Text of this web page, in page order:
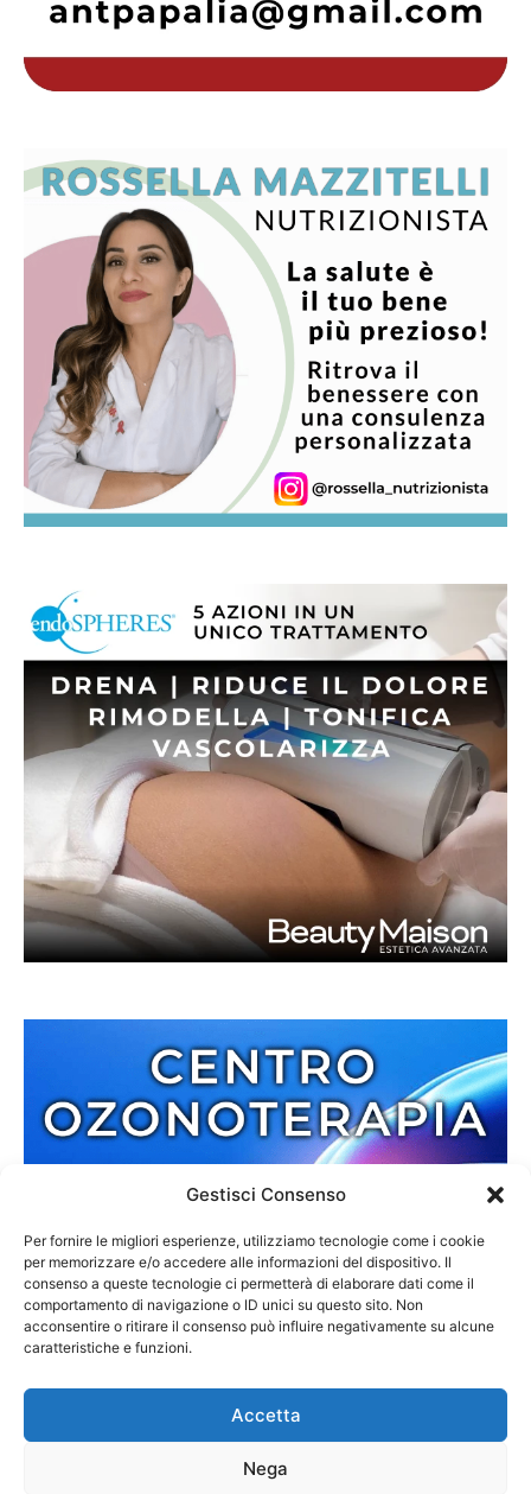
Gestisci Consenso
Per fornire le migliori esperienze, utilizziamo tecnologie come i cookie
per memorizzare e/o accedere alle informazioni del dispositivo. Il
consenso a queste tecnologie ci permetterà di elaborare dati come il
comportamento di navigazione o ID unici su questo sito. Non
acconsentire o ritirare il consenso può influire negativamente su alcune
caratteristiche e funzioni.
Accetta
Nega